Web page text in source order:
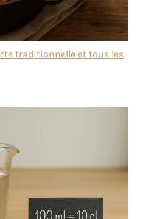
traditionnelle et tous les